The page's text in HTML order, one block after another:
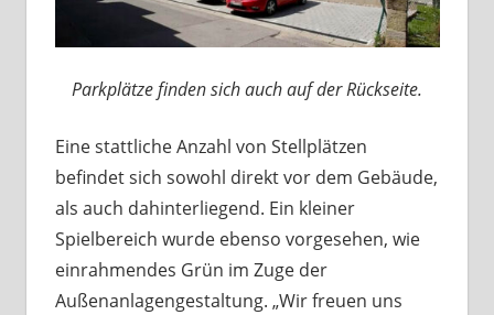
Parkplätze finden sich auch auf der Rückseite.
Eine stattliche Anzahl von Stellplätzen
befindet sich sowohl direkt vor dem Gebäude,
als auch dahinterliegend. Ein kleiner
Spielbereich wurde ebenso vorgesehen, wie
einrahmendes Grün im Zuge der
Außenanlagengestaltung. „Wir freuen uns